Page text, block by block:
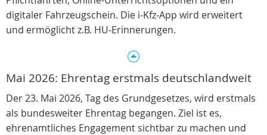
digitaler Fahrzeugschein. Die i‑Kfz‑App wird erweitert
und ermöglicht z.B. HU‑Erinnerungen.
Mai 2026: Ehrentag erstmals deutschlandweit
Der 23. Mai 2026, Tag des Grundgesetzes, wird erstmals
als bundesweiter Ehrentag begangen. Ziel ist es,
ehrenamtliches Engagement sichtbar zu machen und